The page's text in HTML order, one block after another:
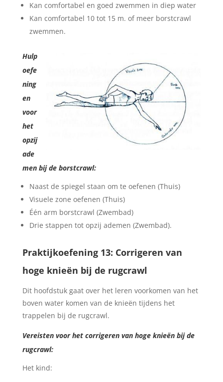
Kan comfortabel en goed zwemmen in diep water
Kan comfortabel 10 tot 15 m. of meer borstcrawl
zwemmen.
Hulp
oefe
ning
en
voor
het
opzij
ade
men bij de borstcrawl:
Naast de spiegel staan om te oefenen (Thuis)
Visuele zone oefenen (Thuis)
Één arm borstcrawl (Zwembad)
Drie stappen tot opzij ademen (Zwembad).
Praktijkoefening 13: Corrigeren van
hoge knieën bij de rugcrawl
Dit hoofdstuk gaat over het leren voorkomen van het
boven water komen van de knieën tijdens het
trappelen bij de rugcrawl.
Vereisten voor het corrigeren van hoge knieën bij de
rugcrawl:
Het kind: